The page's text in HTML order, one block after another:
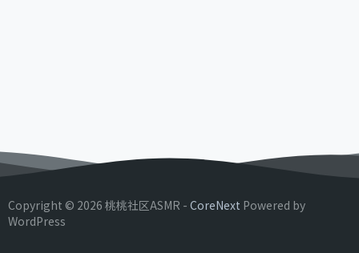
Copyright © 2026 桃桃社区ASMR - CoreNext Powered by
WordPress